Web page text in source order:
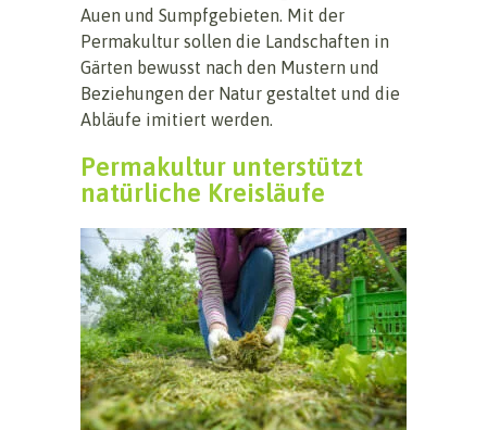
Auen und Sumpfgebieten. Mit der
Permakultur sollen die Landschaften in
Gärten bewusst nach den Mustern und
Beziehungen der Natur gestaltet und die
Abläufe imitiert werden.
Permakultur unterstützt
natürliche Kreisläufe